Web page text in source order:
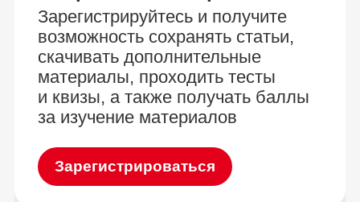
Зарегистрируйтесь и получите
возможность сохранять статьи,
скачивать дополнительные
материалы, проходить тесты
и квизы, а также получать баллы
за изучение материалов
Зарегистрироваться